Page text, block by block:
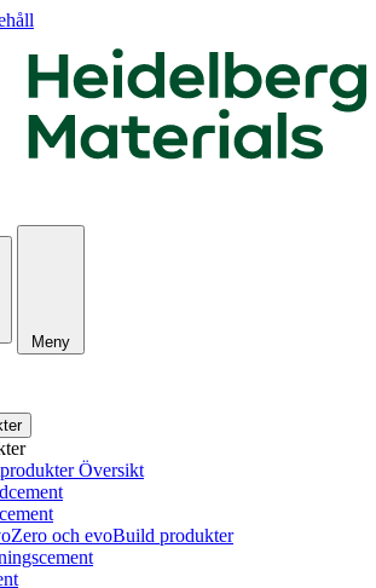
Meny
Översikt
och evoBuild produkter